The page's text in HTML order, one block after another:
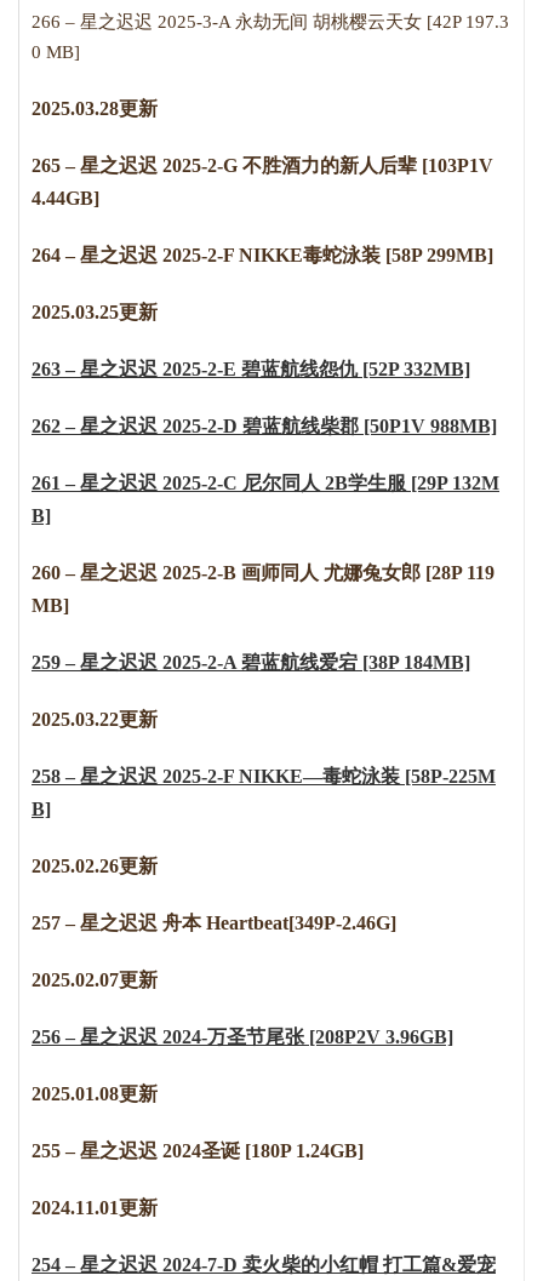
266 – 星之迟迟 2025-3-A 永劫无间 胡桃樱云天女 [42P 197.3
0 MB]
2025.03.28更新
265 – 星之迟迟 2025-2-G 不胜酒力的新人后辈 [103P1V
4.44GB]
264 – 星之迟迟 2025-2-F NIKKE毒蛇泳装 [58P 299MB]
2025.03.25更新
263 – 星之迟迟 2025-2-E 碧蓝航线怨仇 [52P 332MB]
262 – 星之迟迟 2025-2-D 碧蓝航线柴郡 [50P1V 988MB]
261 – 星之迟迟 2025-2-C 尼尔同人 2B学生服 [29P 132M
B]
260 – 星之迟迟 2025-2-B 画师同人 尤娜兔女郎 [28P 119
MB]
259 – 星之迟迟 2025-2-A 碧蓝航线爱宕 [38P 184MB]
2025.03.22更新
258 – 星之迟迟 2025-2-F NIKKE—毒蛇泳装 [58P-225M
B]
2025.02.26更新
257 – 星之迟迟 舟本 Heartbeat[349P-2.46G]
2025.02.07更新
256 – 星之迟迟 2024-万圣节尾张 [208P2V 3.96GB]
2025.01.08更新
255 – 星之迟迟 2024圣诞 [180P 1.24GB]
2024.11.01更新
254 – 星之迟迟 2024-7-D 卖火柴的小红帽 打工篇&爱宠